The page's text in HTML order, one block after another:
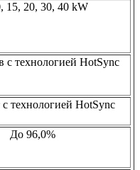
15, 20, 30, 40 kW
с технологией HotSync
технологией HotSync
До 96,0%